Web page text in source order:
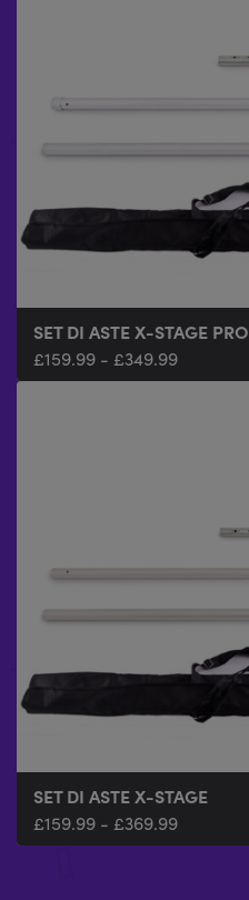
SET DI ASTE X-STAGE PRO
£159.99 - £349.99
SET DI ASTE X-STAGE
£159.99 - £369.99